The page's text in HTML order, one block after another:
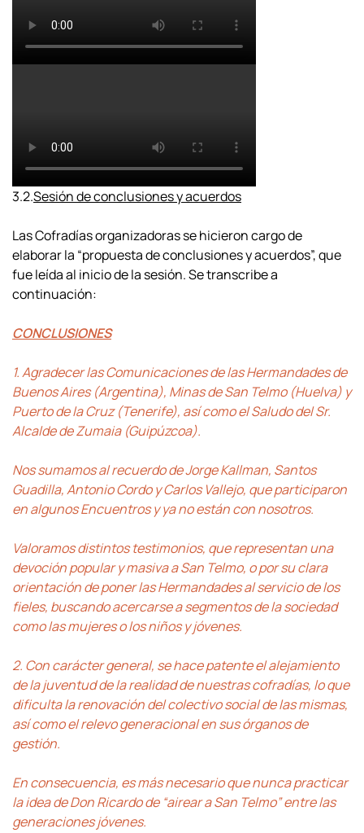
3.2.Sesión de conclusiones y acuerdos
Las Cofradías organizadoras se hicieron cargo de
elaborar la “propuesta de conclusiones y acuerdos”, que
fue leída al inicio de la sesión. Se transcribe a
continuación:
CONCLUSIONES
1. Agradecer las Comunicaciones de las Hermandades de
Buenos Aires (Argentina), Minas de San Telmo (Huelva) y
Puerto de la Cruz (Tenerife), así como el Saludo del Sr.
Alcalde de Zumaia (Guipúzcoa).
Nos sumamos al recuerdo de Jorge Kallman, Santos
Guadilla, Antonio Cordo y Carlos Vallejo, que participaron
en algunos Encuentros y ya no están con nosotros.
Valoramos distintos testimonios, que representan una
devoción popular y masiva a San Telmo, o por su clara
orientación de poner las Hermandades al servicio de los
fieles, buscando acercarse a segmentos de la sociedad
como las mujeres o los niños y jóvenes.
2. Con carácter general, se hace patente el alejamiento
de la juventud de la realidad de nuestras cofradías, lo que
dificulta la renovación del colectivo social de las mismas,
así como el relevo generacional en sus órganos de
gestión.
En consecuencia, es más necesario que nunca practicar
la idea de Don Ricardo de “airear a San Telmo” entre las
generaciones jóvenes.